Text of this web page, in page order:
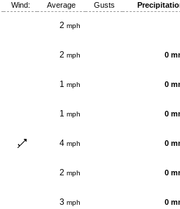
Wind: Average Gusts
2 mph
2 mph 0
1 mph 0
1 mph 0
4 mph 0
2 mph 0
3 mph 0